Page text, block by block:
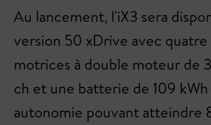
Au lancement, l'iX3 sera
version 50 xDrive avec quatre
motrices à double moteur de
ch et une batterie de 109
autonomie pouvant atteindre